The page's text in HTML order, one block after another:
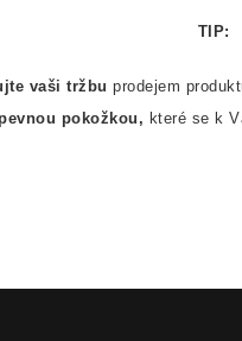
TIP:
vaši tržbu prodejem
pokožkou, které se k